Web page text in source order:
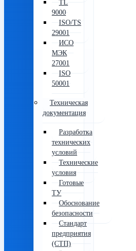
TL
9000
ISO/TS
29001
ИСО
МЭК
27001
ISO
50001
Техническая
документация
Разработка
технических
условий
Технические
условия
Готовые
ТУ
Обоснование
безопасности
Стандарт
предприятия
(СТП)